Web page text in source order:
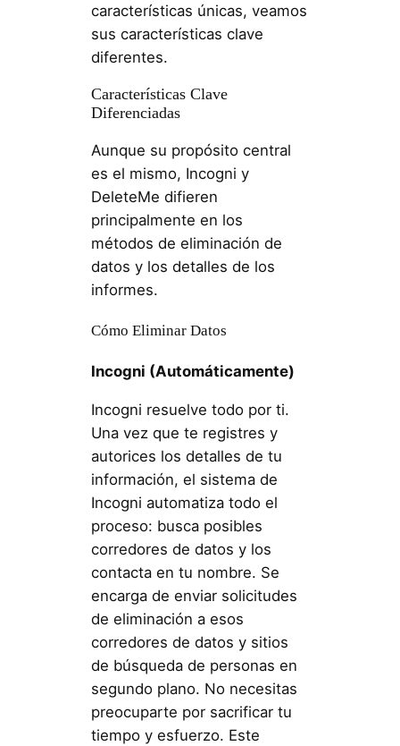
características únicas, veamos
sus características clave
diferentes.
Características Clave
Diferenciadas
Aunque su propósito central
es el mismo, Incogni y
DeleteMe difieren
principalmente en los
métodos de eliminación de
datos y los detalles de los
informes.
Cómo Eliminar Datos
Incogni (Automáticamente)
Incogni resuelve todo por ti.
Una vez que te registres y
autorices los detalles de tu
información, el sistema de
Incogni automatiza todo el
proceso: busca posibles
corredores de datos y los
contacta en tu nombre. Se
encarga de enviar solicitudes
de eliminación a esos
corredores de datos y sitios
de búsqueda de personas en
segundo plano. No necesitas
preocuparte por sacrificar tu
tiempo y esfuerzo. Este